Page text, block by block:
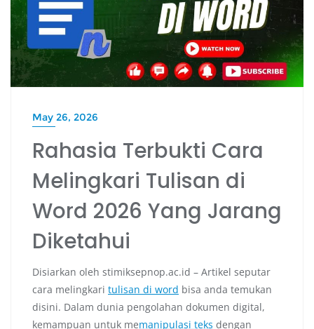
May 26, 2026
Rahasia Terbukti Cara
Melingkari Tulisan di
Word 2026 Yang Jarang
Diketahui
Disiarkan oleh stimiksepnop.ac.id – Artikel seputar
cara melingkari tulisan di word bisa anda temukan
disini. Dalam dunia pengolahan dokumen digital,
kemampuan untuk memanipulasi teks dengan